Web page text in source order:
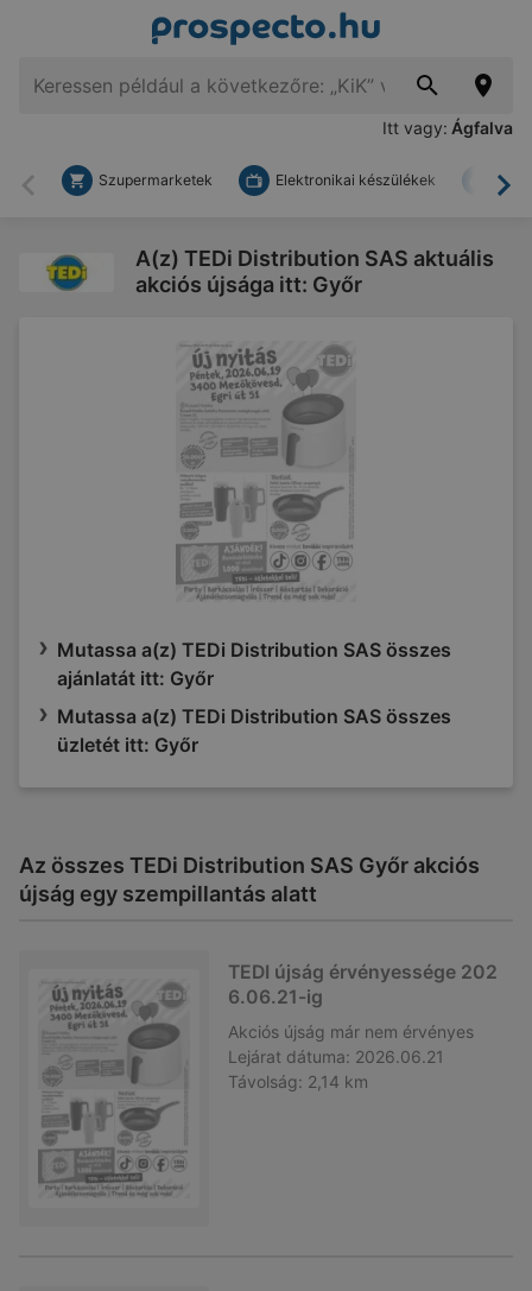
Itt vagy: Ágfalva
Vissza
Szupermarketek Elektronikai készülékek
A(z) TEDi Distribution SAS aktuális
akciós újsága itt: Győr
Mutassa a(z) TEDi Distribution SAS összes
ajánlatát itt: Győr
Mutassa a(z) TEDi Distribution SAS összes
üzletét itt: Győr
Az összes TEDi Distribution SAS Győr akciós
újság egy szempillantás alatt
TEDI újság érvényessége 202
6.06.21-ig
Akciós újság már nem érvényes
Lejárat dátuma: 2026.06.21
Távolság: 2,14 km